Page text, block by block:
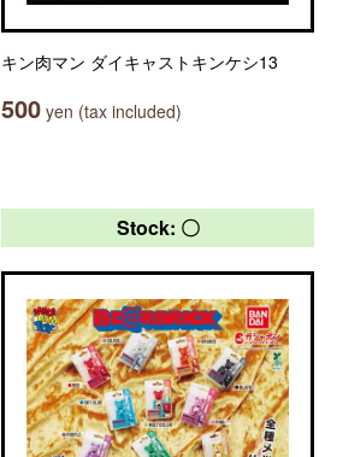
キン肉マン ダイキャストキンケシ13
500 yen (tax included)
Stock: 〇